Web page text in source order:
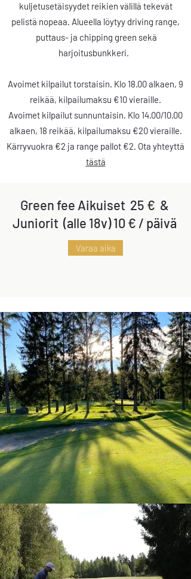
kuljetusetäisyydet reikien välillä tekevät
pelistä nopeaa. Alueella löytyy driving range,
puttaus- ja chipping green sekä
harjoitusbunkkeri.
Avoimet kilpailut torstaisin. Klo 18.00 alkaen, 9
reikää, kilpailumaksu €10 vieraille.
Avoimet kilpailut sunnuntaisin. Klo 14.00/10.00
alkaen, 18 reikää, kilpailumaksu €20 vieraille.
Kärryvuokra €2 ja range pallot €2. Ota yhteyttä
tästä
Green fee Aikuiset 25 € &
Juniorit (alle 18v) 10 € / päivä
Varaa aika